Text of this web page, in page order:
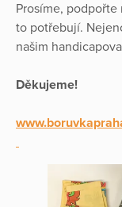
Prosíme,
to potřebují.
našim
Děkujeme!